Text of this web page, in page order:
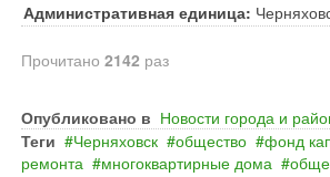
Административная единица:
Прочитано 2142 раз
Опубликовано в Новости города и
Теги
Черняховск общество
фонд
ремонта
многоквартирные дома